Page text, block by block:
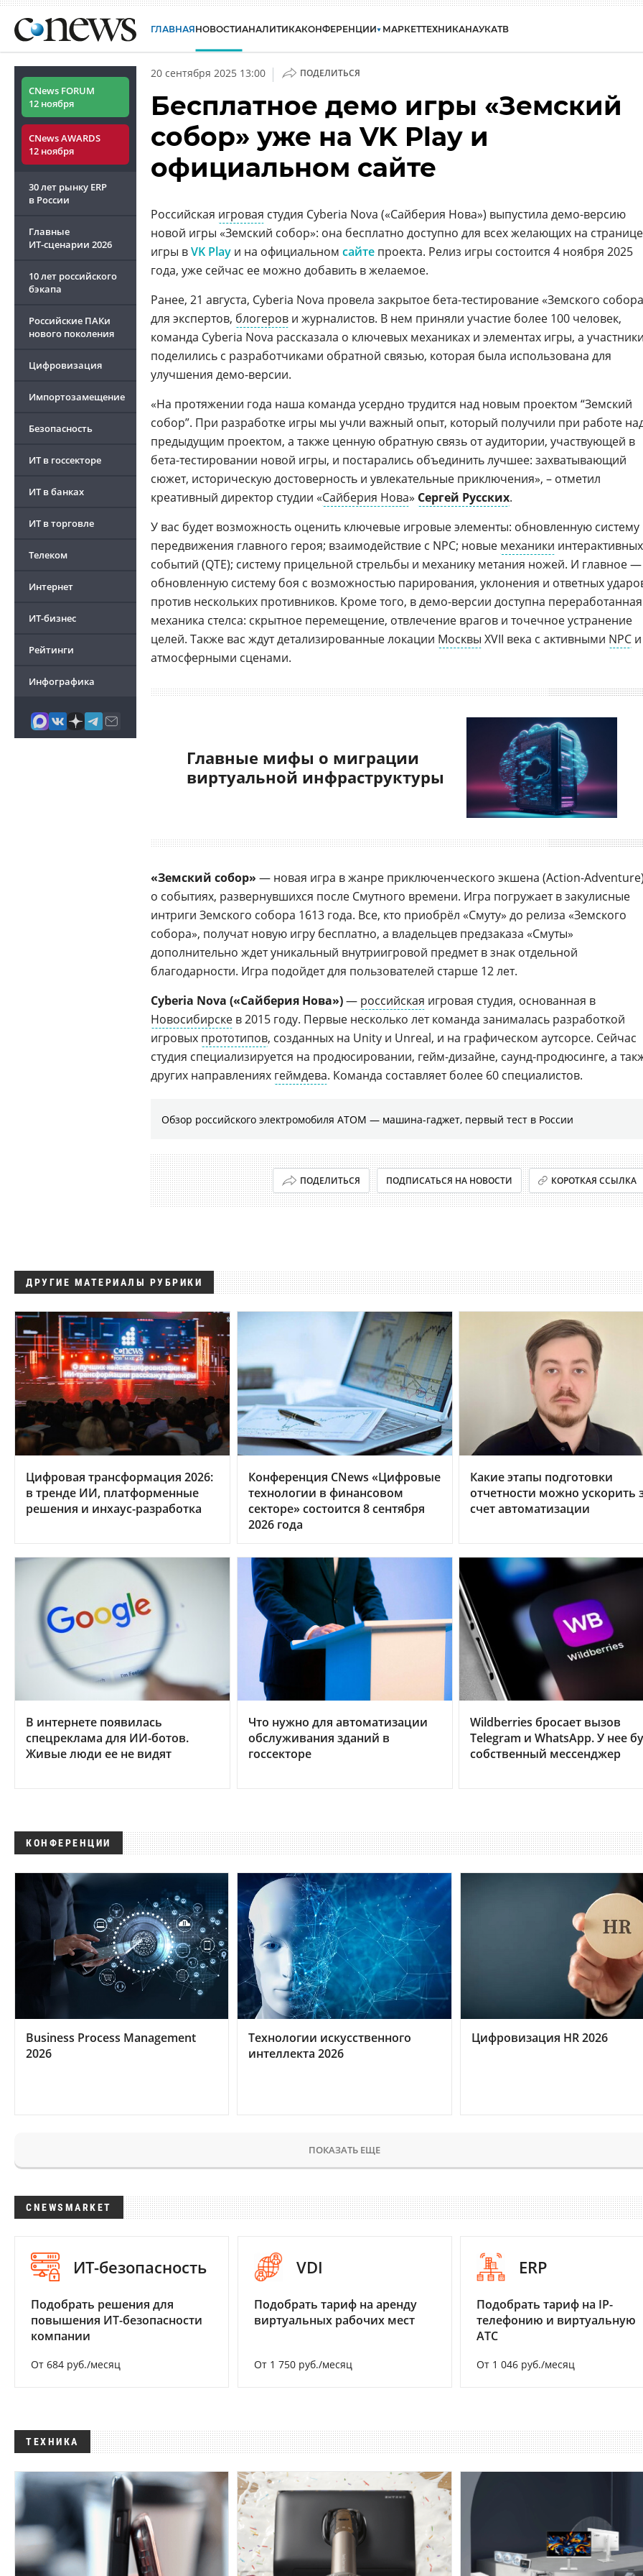
ГЛАВНАЯНОВОСТИАНАЛИТИКАКОНФЕРЕНЦИИ МАРКЕТТЕХНИКАНАУКАТВ
CNews FORUM
12 ноября
CNews AWARDS
12 ноября
30 лет рынку ERP
в России
Главные
ИТ-сценарии 2026
10 лет российского
бэкапа
Российские ПАКи
нового поколения
Цифровизация
Импортозамещение
Безопасность
ИТ в госсекторе
ИТ в банках
ИТ в торговле
Телеком
Интернет
ИТ-бизнес
Рейтинги
Инфографика
20 сентября 2025 13:00 | ПОДЕЛИТЬСЯ
Бесплатное демо игры «Земский
собор» уже на VK Play и
официальном сайте
Российская игровая студия Cyberia Nova («Сайберия Нова») выпустила демо-версию
новой игры «Земский собор»: она бесплатно доступно для всех желающих на странице
игры вVK Play и на официальном сайте проекта. Релиз игры состоится 4 ноября 2025
года, уже сейчас ее можно добавить в желаемое.
Ранее, 21 августа, Cyberia Nova провела закрытое бета-тестирование «Земского
для экспертов, блогеров и журналистов. В нем приняли участие более 100 человек,
команда Cyberia Nova рассказала о ключевых механиках и элементах игры, а
поделились с разработчиками обратной связью, которая была использована для
улучшения демо-версии.
«На протяжении года наша команда усердно трудится над новым проектом “Земский
собор”. При разработке игры мы учли важный опыт, который получили при работе
предыдущим проектом, а также ценную обратную связь от аудитории, участвующей в
бета-тестировании новой игры, и постарались объединить лучшее: захватывающий
сюжет, историческую достоверность и увлекательные приключения», – отметил
креативный директор студии «Сайберия Нова» Сергей Русских.
У вас будет возможность оценить ключевые игровые элементы: обновленную систему
передвижения главного героя; взаимодействие с NPC; новые механики интерактивных
событий (QTE); систему прицельной стрельбы и механику метания ножей. И главное —
обновленную систему боя с возможностью парирования, уклонения и ответных
против нескольких противников. Кроме того, в демо-версии доступна переработанная
механика стелса: скрытное перемещение, отвлечение врагов и точечное устранение
целей. Также вас ждут детализированные локации Москвы XVII века с активными NPC и
атмосферными сценами.
Главные мифы о миграции
виртуальной инфраструктуры
«Земский собор» — новая игра в жанре приключенческого экшена (Action-
о событиях, развернувшихся после Смутного времени. Игра погружает в закулисные
интриги Земского собора 1613 года. Все, кто приобрёл «Смуту» до релиза «Земского
собора», получат новую игру бесплатно, а владельцев предзаказа «Смуты»
дополнительно ждет уникальный внутриигровой предмет в знак отдельной
благодарности. Игра подойдет для пользователей старше 12 лет.
Cyberia Nova («Сайберия Нова»)— российская игровая студия, основанная в
Новосибирске в 2015 году. Первые несколько лет команда занималась разработкой
игровых прототипов, созданных на Unity и Unreal, и на графическом аутсорсе. Сейчас
студия специализируется на продюсировании, гейм-дизайне, саунд-продюсинге, а
других направлениях геймдева. Команда составляет более 60 специалистов.
Обзор российского электромобиля АТОМ — машина-гаджет, первый тест в России
ПОДЕЛИТЬСЯ ПОДПИСАТЬСЯ НА НОВОСТИ КОРОТКАЯ ССЫЛКА
ДРУГИЕ МАТЕРИАЛЫ РУБРИКИ
Цифровая трансформация 2026:
в тренде ИИ, платформенные
решения и инхаус-разработка
Конференция CNews «Цифровые
технологии в финансовом
секторе» состоится 8 сентября
2026 года
Какие этапы подготовки
отчетности можно ускорить
счет автоматизации
В интернете появилась
спецреклама для ИИ-ботов.
Живые люди ее не видят
Что нужно для автоматизации
обслуживания зданий в
госсекторе
Wildberries бросает вызов
Telegram и WhatsApp. У нее
собственный мессенджер
КОНФЕРЕНЦИИ
Business Process Management
2026
Технологии искусственного
интеллекта 2026
Цифровизация HR 2026
ПОКАЗАТЬ ЕЩЕ
CNEWSMARKET
ИТ-безопасность
Подобрать решения для
повышения ИТ-безопасности
компании
От 684 руб./месяц
VDI
Подобрать тариф на аренду
виртуальных рабочих мест
От 1 750 руб./месяц
ERP
Подобрать тариф на IP-
телефонию и виртуальную
АТС
От 1 046 руб./месяц
ТЕХНИКА